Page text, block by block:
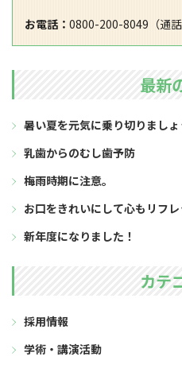
お電話： 0800-200-8049（通話
最新
暑い夏を元気に乗り切りましょ
乳歯からのむし歯予防
梅雨時期に注意。
お口をきれいにして心もリフレ
新年度になりました！
カテ
採用情報
学術・講演活動